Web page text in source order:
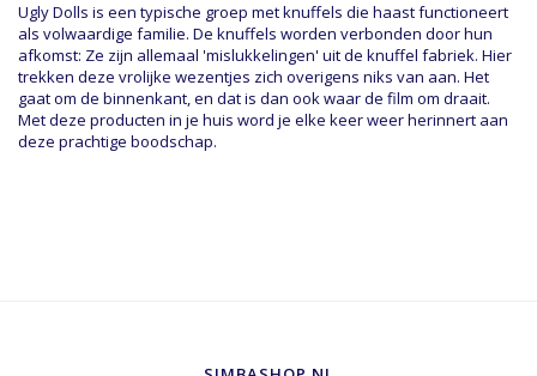
Ugly Dolls is een typische groep met knuffels die haast functioneert
als volwaardige familie. De knuffels worden verbonden door hun
afkomst: Ze zijn allemaal 'mislukkelingen' uit de knuffel fabriek. Hier
trekken deze vrolijke wezentjes zich overigens niks van aan. Het
gaat om de binnenkant, en dat is dan ook waar de film om draait.
Met deze producten in je huis word je elke keer weer herinnert aan
deze prachtige boodschap.